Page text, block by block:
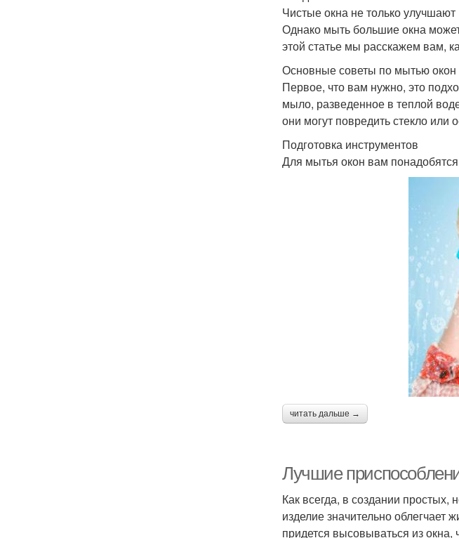
Чистые окна не только
Однако мыть большие окна
этой статье мы расскажем вам,
Основные советы по мытью
Первое, что вам нужно, это
мыло, разведенное в теплой
они могут повредить стекло или
Подготовка инструментов
Для мытья окон вам
читать дальше →
Лучшие
Как всегда, в создании
изделие значительно облегчает
придется высовываться из